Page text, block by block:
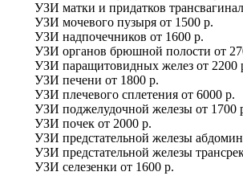
УЗИ матки и придатков
УЗИ мочевого пузыря от 1500 р.
УЗИ надпочечников от 1600 р.
УЗИ органов брюшной полости от
УЗИ паращитовидных желез от 2200
УЗИ печени от 1800 р.
УЗИ плечевого сплетения от 6000 р.
УЗИ поджелудочной железы от 1700
УЗИ почек от 2000 р.
УЗИ предстательной железы
УЗИ предстательной железы
УЗИ селезенки от 1600 р.